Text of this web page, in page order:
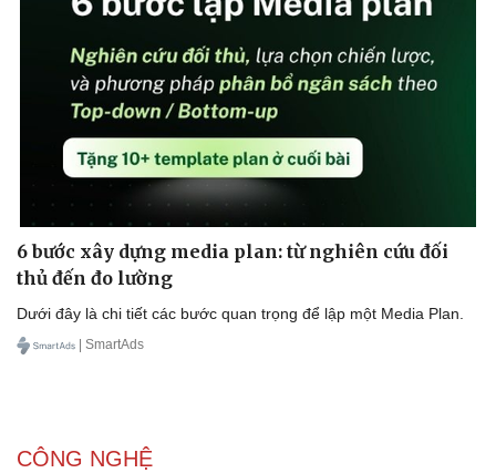
6 bước xây dựng media plan: từ nghiên cứu đối
thủ đến đo lường
Dưới đây là chi tiết các bước quan trọng để lập một Media Plan.
| SmartAds
CÔNG NGHỆ